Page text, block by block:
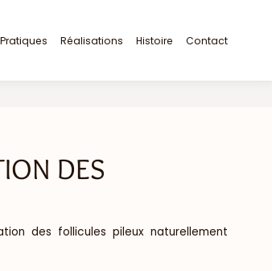
Réalisations Histoire Contact
DES
des follicules pileux naturellement